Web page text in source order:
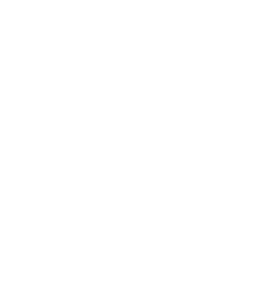
CLA 2.0